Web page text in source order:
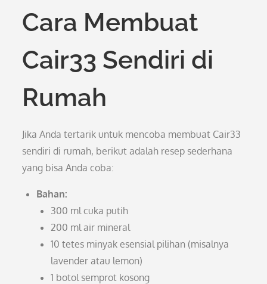
Cara Membuat
Cair33 Sendiri di
Rumah
Jika Anda tertarik untuk mencoba membuat Cair33
sendiri di rumah, berikut adalah resep sederhana
yang bisa Anda coba:
Bahan:
300 ml cuka putih
200 ml air mineral
10 tetes minyak esensial pilihan (misalnya
lavender atau lemon)
1 botol semprot kosong